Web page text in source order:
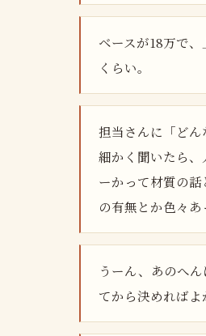
ベースが18万で
くらい。
担当さんに「ど
細かく聞いたら
ーかって材質の
の有無とか色々あ
うーん、あのへ
てから決めればよ